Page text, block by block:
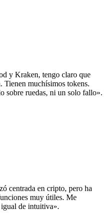
y Kraken, tengo claro que
Tienen muchísimos tokens.
sobre ruedas, ni un solo fallo».
centrada en cripto, pero ha
muy útiles. Me
igual de intuitiva».